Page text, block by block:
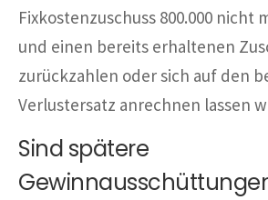
Fixkostenzuschuss 800.000 nicht
und einen bereits erhaltenen
zurückzahlen oder sich auf den
Verlustersatz anrechnen lassen
Sind spätere